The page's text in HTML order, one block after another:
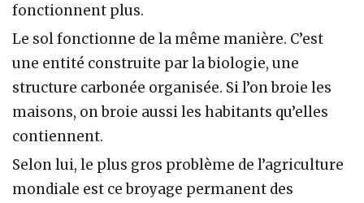
fonctionnent plus.
Le sol fonctionne de la même manière. C’est
une entité construite par la biologie, une
structure carbonée organisée. Si l’on broie les
maisons, on broie aussi les habitants qu’elles
contiennent.
Selon lui, le plus gros problème de l’agriculture
mondiale est ce broyage permanent des